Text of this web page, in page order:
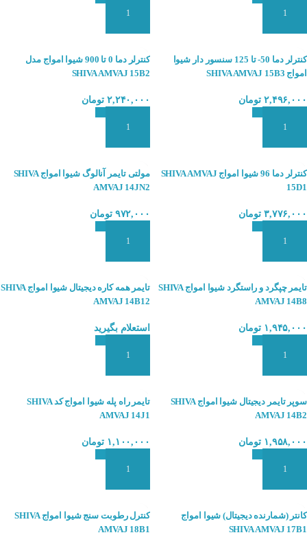
کنترلر دما 50- تا 125 سنسور دار شیوا
امواج SHIVA AMVAJ 15B3
۲,۴۹۶,۰۰۰ تومان
کنترلر دما 0 تا 900 شیوا امواج مدل
SHIVA AMVAJ 15B2
۲,۲۴۰,۰۰۰ تومان
کنترلر دما 96 شیوا امواج SHIVA AMVAJ
15D1
۳,۷۷۶,۰۰۰ تومان
مولتی تایمر آنالوگ شیوا امواج SHIVA
AMVAJ 14JN2
۹۷۲,۰۰۰ تومان
تایمر چپگرد و راستگرد شیوا امواج SHIVA
AMVAJ 14B8
۱,۹۴۵,۰۰۰ تومان
تایمر همه کاره دیجیتال شیوا امواج SHIVA
AMVAJ 14B12
استعلام بگیرید
سوپر تایمر دیجیتال شیوا امواج SHIVA
AMVAJ 14B2
۱,۹۵۸,۰۰۰ تومان
تایمر راه پله شیوا امواج کد SHIVA
AMVAJ 14J1
۱,۱۰۰,۰۰۰ تومان
کانتر (شمارنده دیجیتال) شیوا امواج
SHIVA AMVAJ 17B1
کنترل رطوبت سنج شیوا امواج SHIVA
AMVAJ 18B1